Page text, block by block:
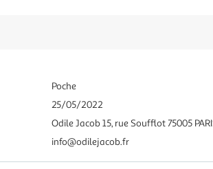
Poche
25/05/2022
Odile Jacob 15, rue Soufflot 75005
info@odilejacob.fr